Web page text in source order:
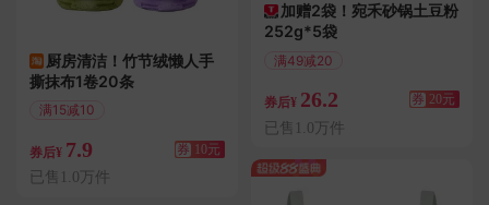
厨房清洁！竹节绒懒人手
撕抹布1卷20条
满15减10
券后¥ 7.9 券 10元
已售1.0万件
加赠2袋！宛禾砂锅土豆粉
252g*5袋
满49减20
券后¥ 26.2 券 20元
已售1.0万件